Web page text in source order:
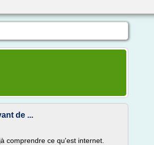
de ...
comprendre ce qu'est internet.